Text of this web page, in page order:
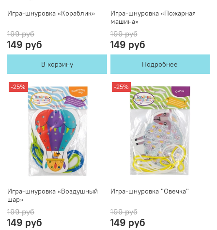
Игра-шнуровка «Кораблик»
199 руб
149 руб
В корзину
Игра-шнуровка «Пожарная
машина»
199 руб
149 руб
Подробнее
-25%
Игра-шнуровка «Воздушный
шар»
199 руб
149 руб
-25%
Игра-шнуровка "Овечка"
199 руб
149 руб